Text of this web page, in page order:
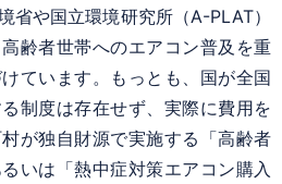
省や国立環境研究所（A-PLAT）
齢者世帯へのエアコン普及を重
ています。もっとも、国が全国
制度は存在せず、実際に費用を
が独自財源で実施する「高齢者
いは「熱中症対策エアコン購入